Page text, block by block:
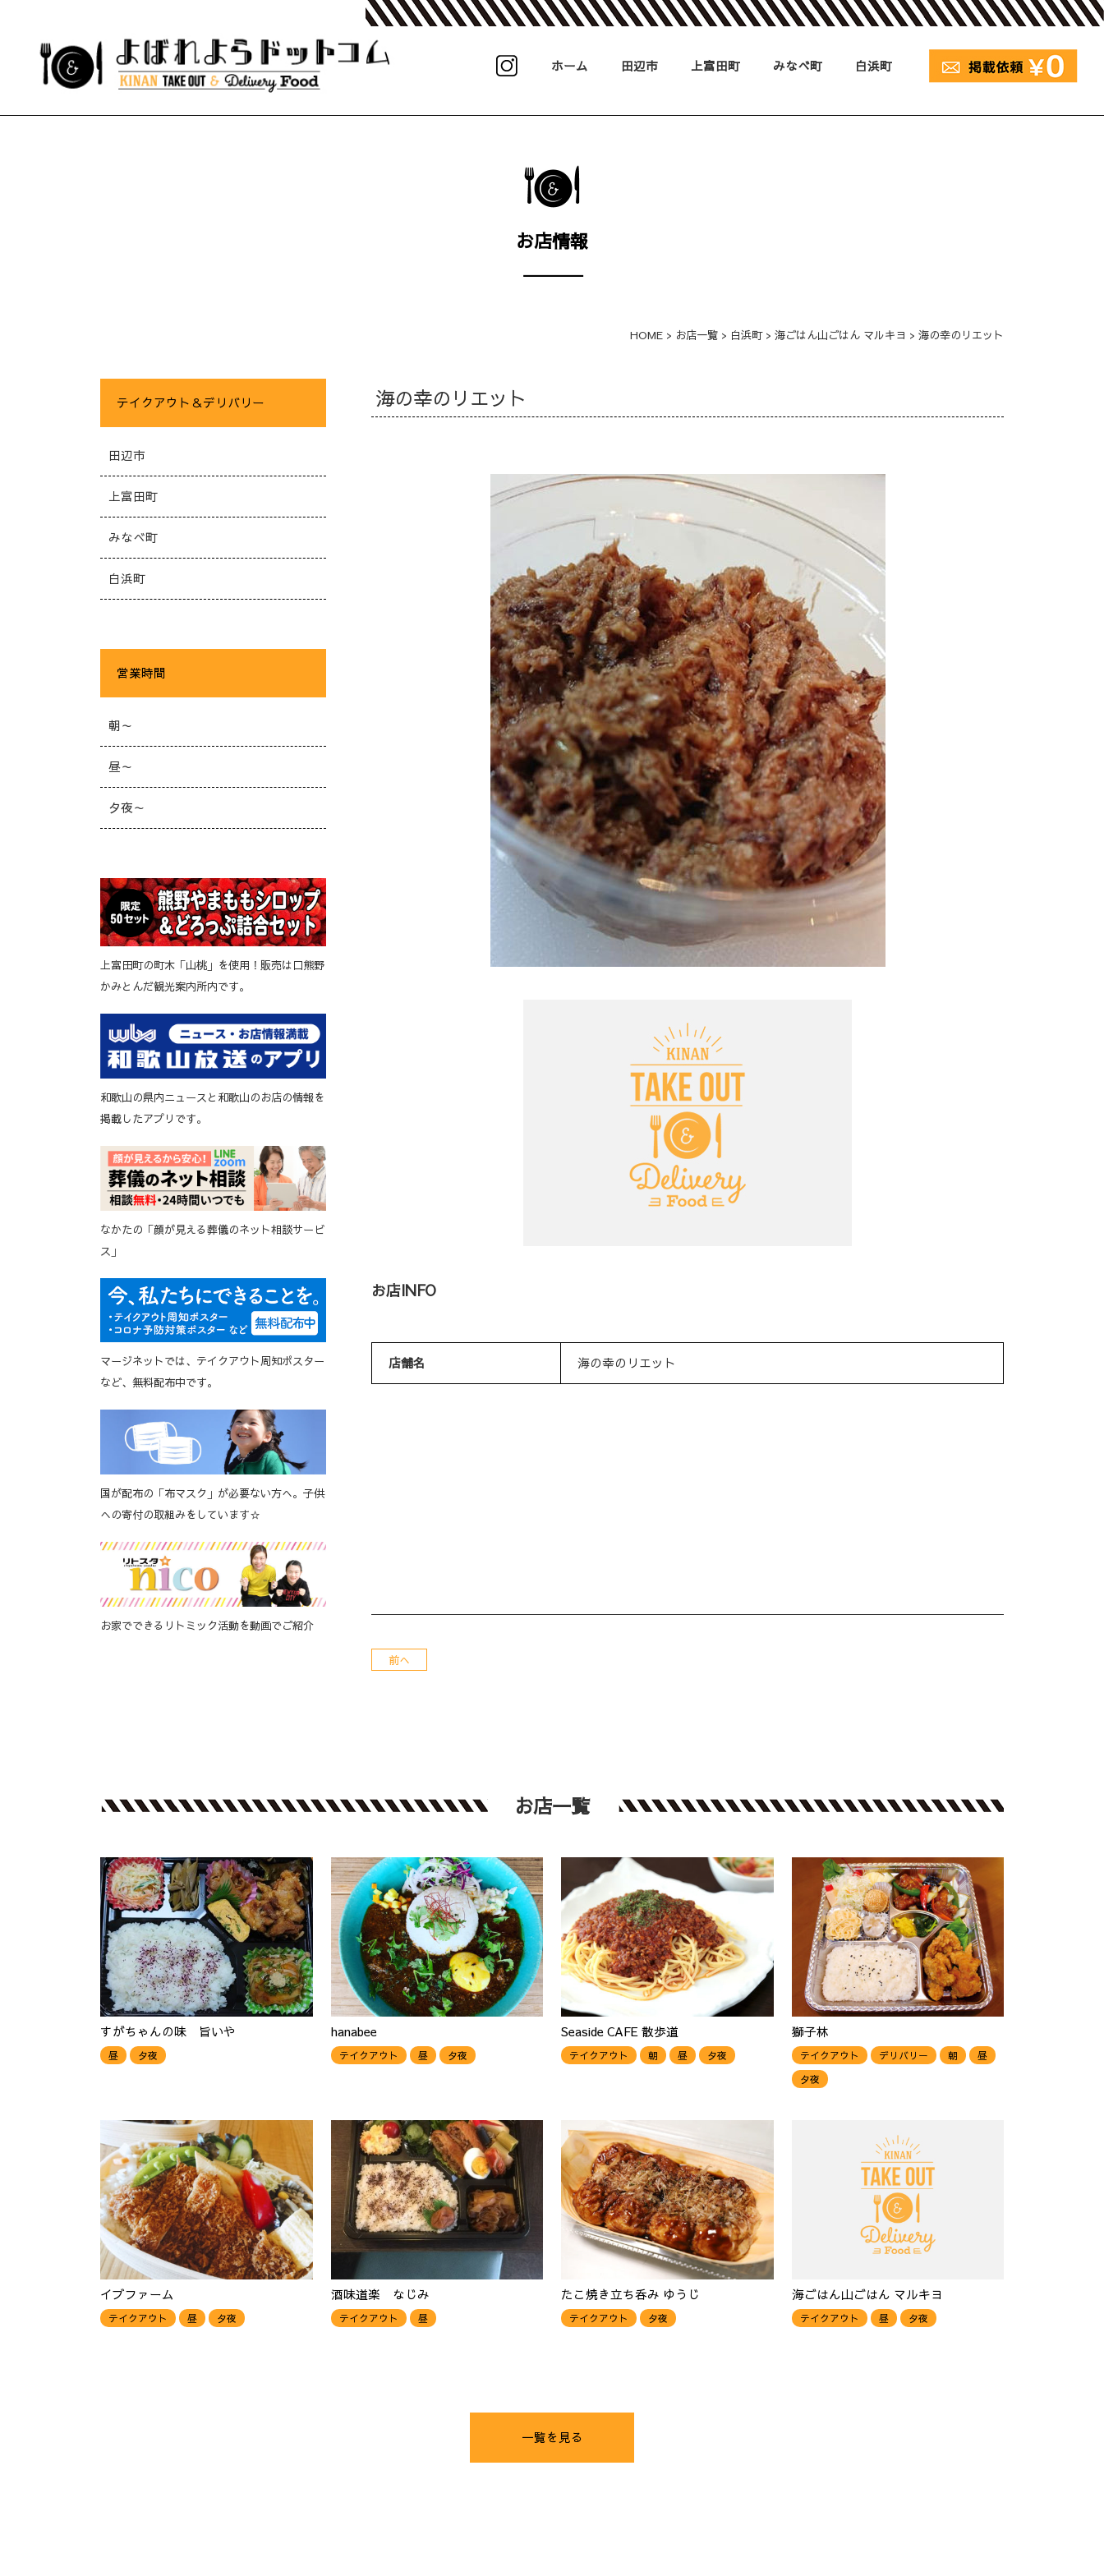
ホーム 田辺市 上富田町 みなべ町 白浜町
お店情報
HOME > お店一覧 > 白浜町> 海ごはん山ごはん マルキヨ > 海の幸のリエット
海の幸のリエット
お店INFO
店舗名 海の幸のリエット
前へ
テイクアウト＆デリバリー
田辺市
上富田町
みなべ町
白浜町
営業時間
朝～
昼～
夕夜～
上富田町の町木「山桃」を使用！販売は口熊野
かみとんだ観光案内所内です。
和歌山の県内ニュースと和歌山のお店の情報を
掲載したアプリです。
なかたの「顔が見える葬儀のネット相談サービ
ス」
マージネットでは、テイクアウト周知ポスター
など、無料配布中です。
国が配布の「布マスク」が必要ない方へ。子供
への寄付の取組みをしています☆
お家でできるリトミック活動を動画でご紹介
お店一覧
すがちゃんの味 旨いや
昼 夕夜
hanabee
テイクアウト 昼 夕夜
Seaside CAFE 散歩道
テイクアウト 朝 昼 夕夜
獅子林
テイクアウト デリバリー 朝
昼
夕夜
イブファーム
テイクアウト 昼 夕夜
酒味道楽 なじみ
テイクアウト 昼
たこ焼き立ち呑み ゆうじ
テイクアウト 夕夜
海ごはん山ごはん マルキヨ
テイクアウト 昼 夕夜
一覧を見る